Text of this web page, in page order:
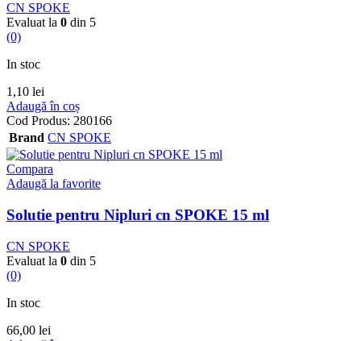
CN SPOKE
Evaluat la 0 din 5
(0)
In stoc
1,10 lei
Adaugă în coș
Cod Produs: 280166
Brand CN SPOKE
Compara
Adaugă la favorite
Solutie pentru Nipluri cn SPOKE 15 ml
CN SPOKE
Evaluat la 0 din 5
(0)
In stoc
66,00 lei